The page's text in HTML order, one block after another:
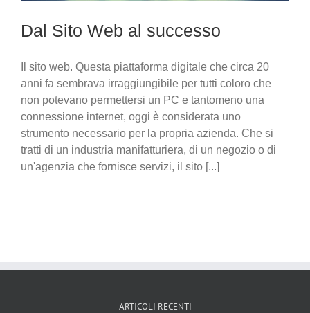
Dal Sito Web al successo
Il sito web. Questa piattaforma digitale che circa 20
anni fa sembrava irraggiungibile per tutti coloro che
non potevano permettersi un PC e tantomeno una
connessione internet, oggi è considerata uno
strumento necessario per la propria azienda. Che si
tratti di un industria manifatturiera, di un negozio o di
un'agenzia che fornisce servizi, il sito [...]
ARTICOLI RECENTI